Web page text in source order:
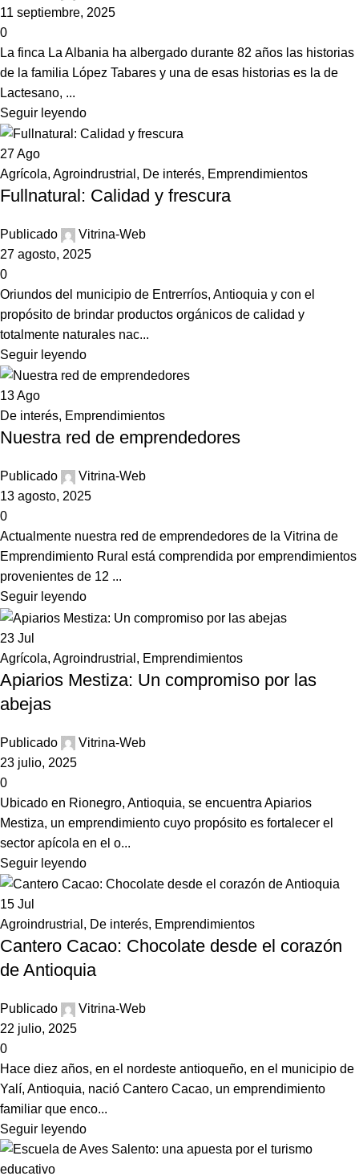
11 septiembre, 2025
0
La finca La Albania ha albergado durante 82 años las historias
de la familia López Tabares y una de esas historias es la de
Lactesano, ...
Seguir leyendo
27Ago
Agrícola, Agroindrustrial , De interés, Emprendimientos
Fullnatural: Calidad y frescura
Publicado
Vitrina-Web
27 agosto, 2025
0
Oriundos del municipio de Entrerríos, Antioquia y con el
propósito de brindar productos orgánicos de calidad y
totalmente naturales nac...
Seguir leyendo
13Ago
De interés, Emprendimientos
Nuestra red de emprendedores
Publicado
Vitrina-Web
13 agosto, 2025
0
Actualmente nuestra red de emprendedores de la Vitrina de
Emprendimiento Rural está comprendida por emprendimientos
provenientes de 12 ...
Seguir leyendo
23 Jul
Agrícola, Agroindrustrial , Emprendimientos
Apiarios Mestiza: Un compromiso por las
abejas
Publicado
Vitrina-Web
23 julio, 2025
0
Ubicado en Rionegro, Antioquia, se encuentra Apiarios
Mestiza, un emprendimiento cuyo propósito es fortalecer el
sector apícola en el o...
Seguir leyendo
15 Jul
Agroindrustrial , De interés, Emprendimientos
Cantero Cacao: Chocolate desde el corazón
de Antioquia
Publicado
Vitrina-Web
22 julio, 2025
0
Hace diez años, en el nordeste antioqueño, en el municipio de
Yalí, Antioquia, nació Cantero Cacao, un emprendimiento
familiar que enco...
Seguir leyendo